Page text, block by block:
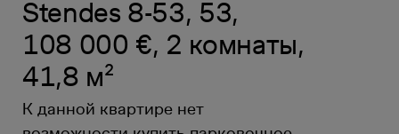
Stendes 8-53, 53,
108 000 €, 2 комнаты,
41,8 м²
К данной квартире нет